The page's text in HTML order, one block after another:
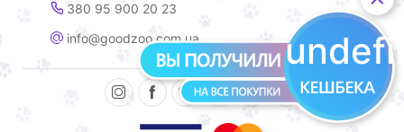
380 95 900 20 23
info@goodzoo.com.ua